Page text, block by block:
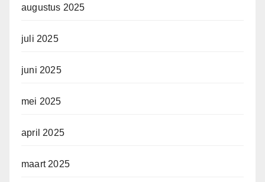
augustus 2025
juli 2025
juni 2025
mei 2025
april 2025
maart 2025